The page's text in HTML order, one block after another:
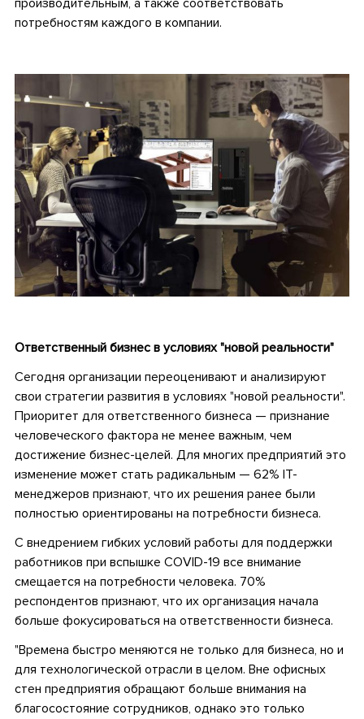
потребностям каждого в компании.
Ответственный бизнес в условиях "новой реальности"
Сегодня организации переоценивают и анализируют
свои стратегии развития в условиях "новой реальности".
Приоритет для ответственного бизнеса — признание
человеческого фактора не менее важным, чем
достижение бизнес-целей. Для многих предприятий это
изменение может стать радикальным — 62% ІТ-
менеджеров признают, что их решения ранее были
полностью ориентированы на потребности бизнеса.
С внедрением гибких условий работы для поддержки
работников при вспышке COVID-19 все внимание
смещается на потребности человека. 70%
респондентов признают, что их организация начала
больше фокусироваться на ответственности бизнеса.
"Времена быстро меняются не только для бизнеса, но и
для технологической отрасли в целом. Вне офисных
стен предприятия обращают больше внимания на
благосостояние сотрудников, однако это только